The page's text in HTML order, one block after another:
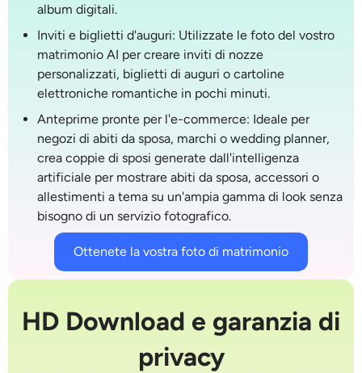
album digitali.
Inviti e biglietti d'auguri: Utilizzate le foto del vostro
matrimonio AI per creare inviti di nozze
personalizzati, biglietti di auguri o cartoline
elettroniche romantiche in pochi minuti.
Anteprime pronte per l'e-commerce: Ideale per
negozi di abiti da sposa, marchi o wedding planner,
crea coppie di sposi generate dall'intelligenza
artificiale per mostrare abiti da sposa, accessori o
allestimenti a tema su un'ampia gamma di look senza
bisogno di un servizio fotografico.
Ottenete la vostra foto di matrimonio
HD Download e garanzia di
privacy